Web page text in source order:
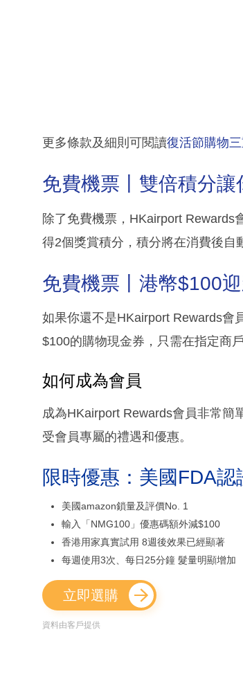
更多條款及細則可閱讀復活節購物
免費機票丨雙倍積分讓
除了免費機票，HKairport Rewards
得2個獎賞積分，積分將在消費後自
免費機票丨港幣$100
如果你還不是HKairport Rewards會
$100的購物現金券，只需在指定商
如何成為會員
成為HKairport Rewards會員非常簡
受會員專屬的禮遇和優惠。
限時優惠：美國FDA
美國amazon鎖量及評價No. 1
輸入「NMG100」優惠碼額外減$100
香港用家真實試用 8週後效果已經顯著
每週使用3次、每日25分鐘 髮量明顯增加
立即選購
資料由客戶提供